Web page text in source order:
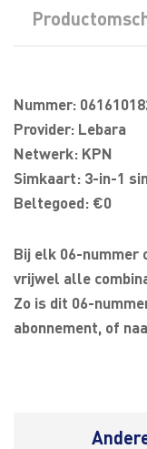
Nummer:
Provider: Lebara
Netwerk: KPN
Simkaart: 3-in-1
Beltegoed: €0
Bij elk 06-nummer
vrijwel alle
Zo is dit 06-
abonnement, of